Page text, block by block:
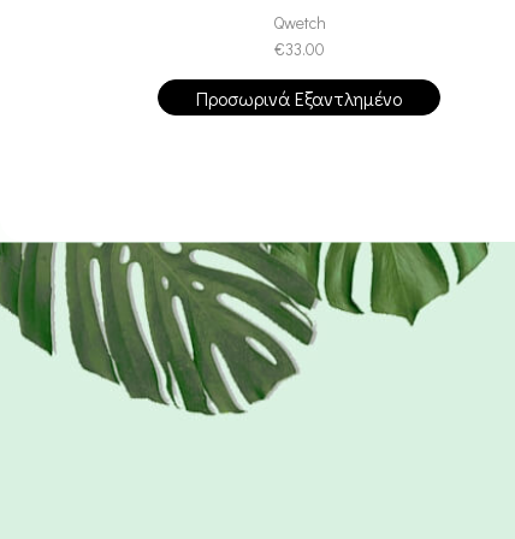
Qwetch
€33.00
Προσωρινά Εξαντλημένο